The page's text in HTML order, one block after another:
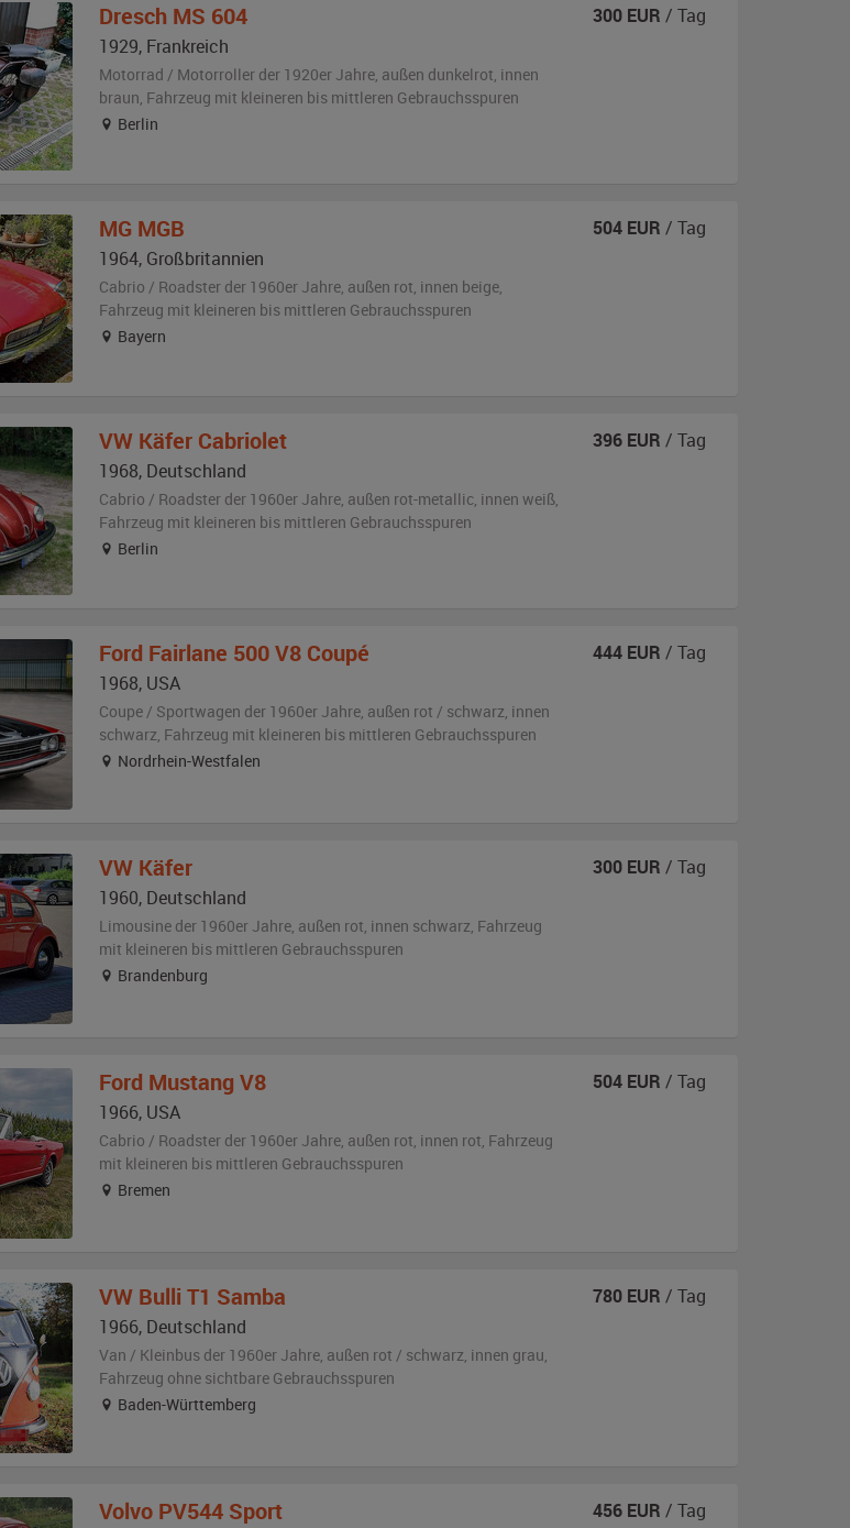
Dresch MS 604
1929, Frankreich
Motorrad / Motorroller der 1920er Jahre, außen dunkelrot, innen
braun, Fahrzeug mit kleineren bis mittleren Gebrauchsspuren
Berlin
300 EUR / Tag
MG MGB
1964, Großbritannien
Cabrio / Roadster der 1960er Jahre, außen rot, innen beige,
Fahrzeug mit kleineren bis mittleren Gebrauchsspuren
Bayern
504 EUR / Tag
VW Käfer Cabriolet
1968, Deutschland
Cabrio / Roadster der 1960er Jahre, außen rot-metallic, innen weiß,
Fahrzeug mit kleineren bis mittleren Gebrauchsspuren
Berlin
396 EUR / Tag
Ford Fairlane 500 V8 Coupé
1968, USA
Coupe / Sportwagen der 1960er Jahre, außen rot / schwarz, innen
schwarz, Fahrzeug mit kleineren bis mittleren Gebrauchsspuren
Nordrhein-Westfalen
444 EUR / Tag
VW Käfer
1960, Deutschland
Limousine der 1960er Jahre, außen rot, innen schwarz, Fahrzeug
mit kleineren bis mittleren Gebrauchsspuren
Brandenburg
300 EUR / Tag
Ford Mustang V8
1966, USA
Cabrio / Roadster der 1960er Jahre, außen rot, innen rot, Fahrzeug
mit kleineren bis mittleren Gebrauchsspuren
Bremen
504 EUR / Tag
VW Bulli T1 Samba
1966, Deutschland
Van / Kleinbus der 1960er Jahre, außen rot / schwarz, innen grau,
Fahrzeug ohne sichtbare Gebrauchsspuren
Baden-Württemberg
780 EUR / Tag
Volvo PV544 Sport 456 EUR / Tag